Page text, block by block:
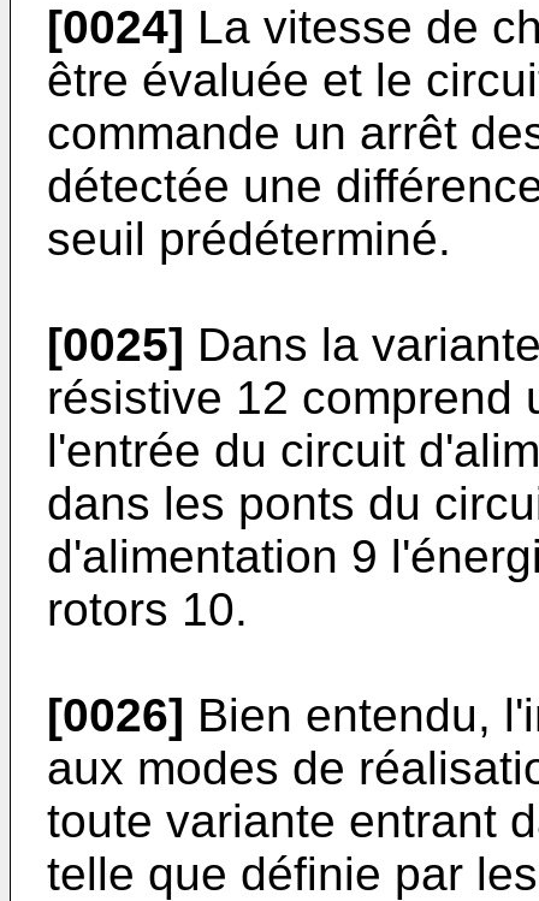
[0024] La vitesse de
être évaluée et le
commande un arrêt
détectée une
seuil prédéterminé.
[0025] Dans la
résistive 12 comprend
l'entrée du circuit
dans les ponts du
d'alimentation 9
rotors 10.
[0026] Bien entendu,
aux modes de
toute variante entrant
telle que définie par